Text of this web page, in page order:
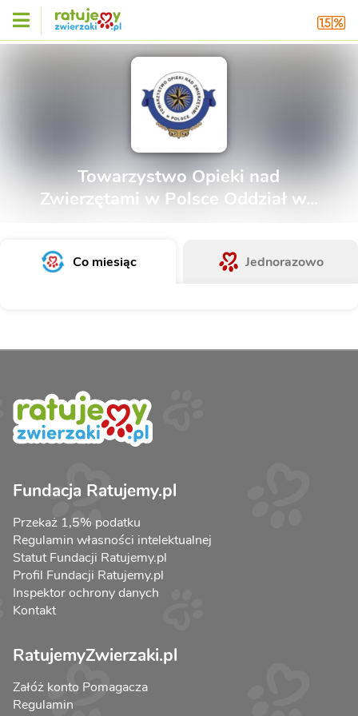
Towarzystwo Opieki nad
Zwierzętami w Polsce Oddział w...
Co miesiąc Jednorazowo
Fundacja Ratujemy.pl
Przekaż 1,5% podatku
Regulamin własności intelektualnej
Statut Fundacji Ratujemy.pl
Profil Fundacji Ratujemy.pl
Inspektor ochrony danych
Kontakt
RatujemyZwierzaki.pl
Załóż konto Pomagacza
Regulamin